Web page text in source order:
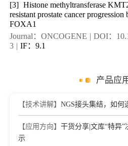
[3] Histone methyltransferase
resistant prostate cancer
FOXA1
Journal：ONCOGENE | DOI：
3 | IF：9.1
产品应
【技术讲解】 NGS接头集结，如何
【应用方向】 干货分享|文库“特异
示